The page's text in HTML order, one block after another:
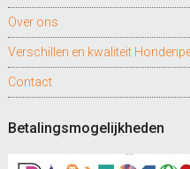
Over ons
Verschillen en kwaliteit
Contact
Betalingsmogelijkheden